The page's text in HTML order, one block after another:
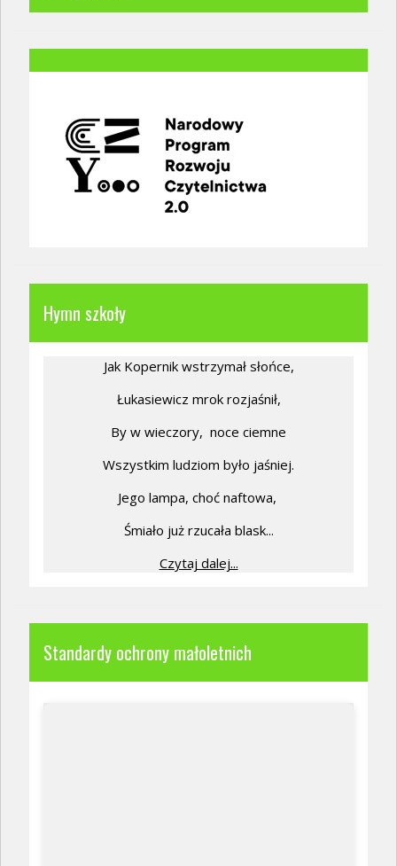
Hymn szkoły
Jak Kopernik wstrzymał słońce,
Łukasiewicz mrok rozjaśnił,
By w wieczory, noce ciemne
Wszystkim ludziom było jaśniej.
Jego lampa, choć naftowa,
Śmiało już rzucała blask...
Czytaj dalej...
Standardy ochrony małoletnich